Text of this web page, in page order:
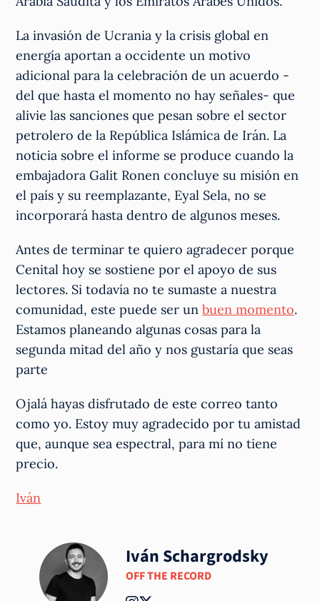
La invasión de Ucrania y la crisis global en
energía aportan a occidente un motivo
adicional para la celebración de un acuerdo -
del que hasta el momento no hay señales- que
alivie las sanciones que pesan sobre el sector
petrolero de la República Islámica de Irán. La
noticia sobre el informe se produce cuando la
embajadora Galit Ronen concluye su misión en
el país y su reemplazante, Eyal Sela, no se
incorporará hasta dentro de algunos meses.
Antes de terminar te quiero agradecer porque
Cenital hoy se sostiene por el apoyo de sus
lectores. Si todavía no te sumaste a nuestra
comunidad, este puede ser unbuen momento.
Estamos planeando algunas cosas para la
segunda mitad del año y nos gustaría que seas
parte
Ojalá hayas disfrutado de este correo tanto
como yo. Estoy muy agradecido por tu amistad
que, aunque sea espectral, para mí no tiene
precio.
Iván
Iván Schargrodsky
OFF THE RECORD